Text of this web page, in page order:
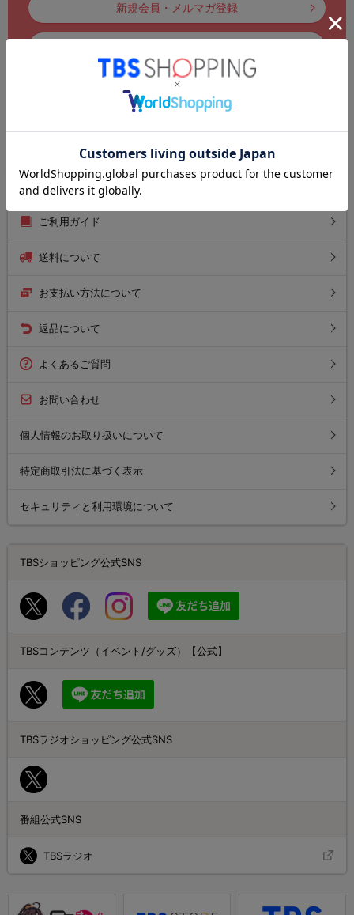
新規会員・メルマガ登録
初めてのお客様
ご利用ガイド
送料について
お支払い方法について
返品について
よくあるご質問
お問い合わせ
個人情報のお取り扱いについて
特定商取引法に基づく表示
セキュリティと利用環境について
TBSショッピング公式SNS
TBSコンテンツ（イベント/グッズ）【公式】
TBSラジオショッピング公式SNS
番組公式SNS
TBSラジオ